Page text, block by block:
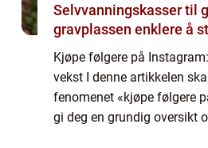
Selvvanningskasser til
gravplassen enklere å
Kjøpe følgere på
vekst I denne artikkelen
fenomenet «kjøpe følgere
gi deg en grundig oversikt